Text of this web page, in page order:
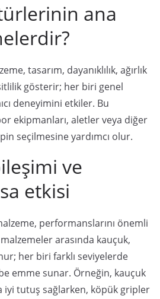
ana
tasarım, dayanıklılık, ağırlık
gösterir; her biri genel
deneyimini etkiler. Bu
ekipmanları, aletler veya diğer
seçilmesine yardımcı olur.
ve
etkisi
performanslarını önemli
arasında kauçuk,
her biri farklı seviyelerde
emme sunar. Örneğin, kauçuk
iyi tutuş sağlarken, köpük gripler